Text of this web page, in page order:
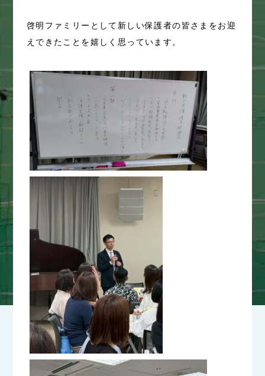
啓明ファミリーとして新しい保護者の皆さまをお迎
えできたことを嬉しく思っています。